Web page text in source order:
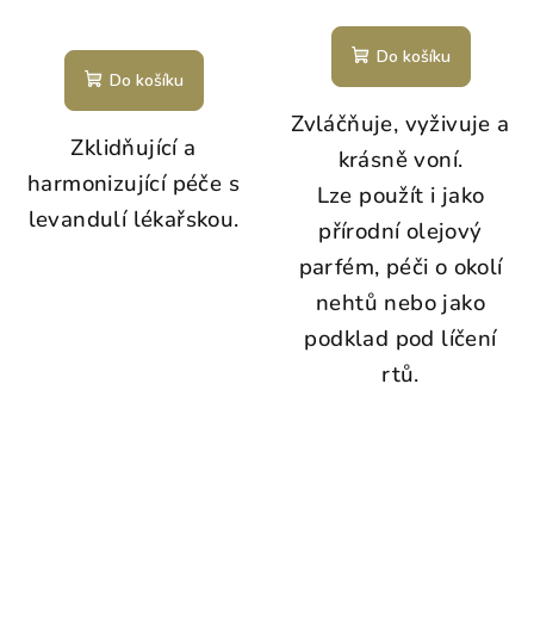
Do košíku
Zklidňující a
harmonizující péče s
levandulí lékařskou.
Do košíku
Zvláčňuje, vyživuje a
krásně voní.
Lze použít i jako
přírodní olejový
parfém, péči o okolí
nehtů nebo jako
podklad pod líčení
rtů.